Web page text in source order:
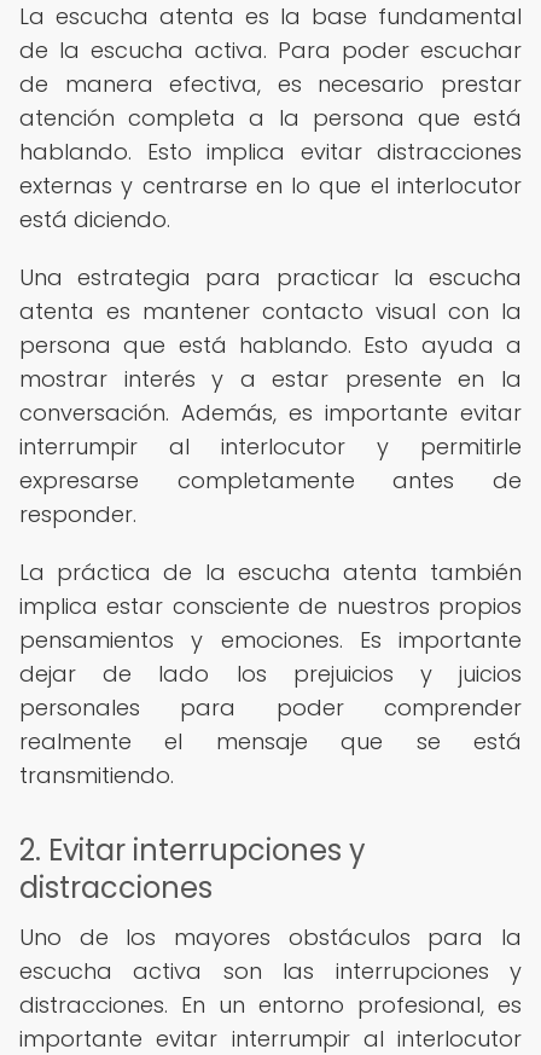
La escucha atenta es la base fundamental
de la escucha activa. Para poder escuchar
de manera efectiva, es necesario prestar
atención completa a la persona que está
hablando. Esto implica evitar distracciones
externas y centrarse en lo que el interlocutor
está diciendo.
Una estrategia para practicar la escucha
atenta es mantener contacto visual con la
persona que está hablando. Esto ayuda a
mostrar interés y a estar presente en la
conversación. Además, es importante evitar
interrumpir al interlocutor y permitirle
expresarse completamente antes de
responder.
La práctica de la escucha atenta también
implica estar consciente de nuestros propios
pensamientos y emociones. Es importante
dejar de lado los prejuicios y juicios
personales para poder comprender
realmente el mensaje que se está
transmitiendo.
2. Evitar interrupciones y
distracciones
Uno de los mayores obstáculos para la
escucha activa son las interrupciones y
distracciones. En un entorno profesional, es
importante evitar interrumpir al interlocutor